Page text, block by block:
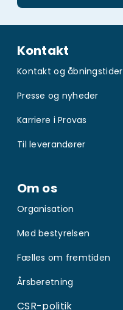
Kontakt
Kontakt og åbningstider
Presse og nyheder
Karriere i Provas
Til leverandører
Om os
Organisation
Mød bestyrelsen
Fælles om fremtiden
Årsberetning
CSR-politik